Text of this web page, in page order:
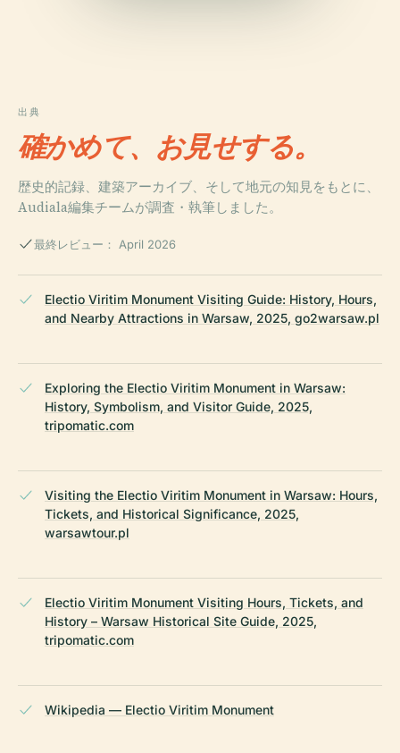
出典
確かめて、お見せする。
歴史的記録、建築アーカイブ、そして地元の知見をもとに、
Audiala編集チームが調査・執筆しました。
最終レビュー： April 2026
Electio Viritim Monument Visiting Guide: History, Hours,
and Nearby Attractions in Warsaw, 2025, go2warsaw.pl
Exploring the Electio Viritim Monument in Warsaw:
History, Symbolism, and Visitor Guide, 2025,
tripomatic.com
Visiting the Electio Viritim Monument in Warsaw: Hours,
Tickets, and Historical Significance, 2025,
warsawtour.pl
Electio Viritim Monument Visiting Hours, Tickets, and
History – Warsaw Historical Site Guide, 2025,
tripomatic.com
Wikipedia — Electio Viritim Monument